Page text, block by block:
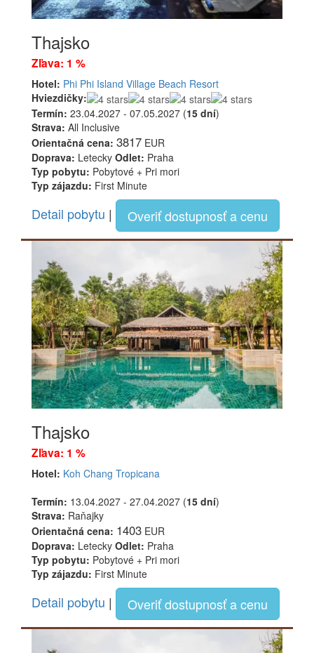
Thajsko
Zľava: 1 %
Hotel: Phi Phi Island Village Beach Resort
Hviezdičky:
Termín: 23.04.2027 - 07.05.2027 (15 dní)
Strava: All Inclusive
Orientačná cena: 3817 EUR
Doprava: Letecky Odlet: Praha
Typ pobytu: Pobytové + Pri mori
Typ zájazdu: First Minute
Detail pobytu | Overiť dostupnosť a cenu
Thajsko
Zľava: 1 %
Hotel: Koh Chang Tropicana
Termín: 13.04.2027 - 27.04.2027 (15 dní)
Strava: Raňajky
Orientačná cena: 1403 EUR
Doprava: Letecky Odlet: Praha
Typ pobytu: Pobytové + Pri mori
Typ zájazdu: First Minute
Detail pobytu | Overiť dostupnosť a cenu